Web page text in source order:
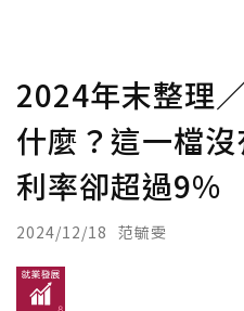
2024年末整理
什麼？這一檔
利率卻超過9%
2024/12/18 范毓雯